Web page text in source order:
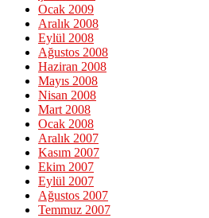
Ocak 2009
Aralık 2008
Eylül 2008
Ağustos 2008
Haziran 2008
Mayıs 2008
Nisan 2008
Mart 2008
Ocak 2008
Aralık 2007
Kasım 2007
Ekim 2007
Eylül 2007
Ağustos 2007
Temmuz 2007